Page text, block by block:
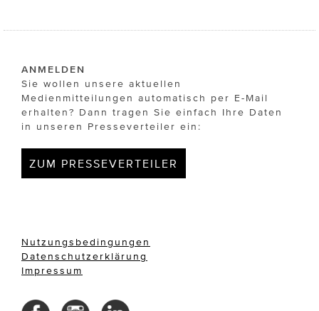
ANMELDEN
Sie wollen unsere aktuellen
Medienmitteilungen automatisch per E-Mail
erhalten? Dann tragen Sie einfach Ihre Daten
in unseren Presseverteiler ein:
ZUM PRESSEVERTEILER
Nutzungsbedingungen
Datenschutzerklärung
Impressum